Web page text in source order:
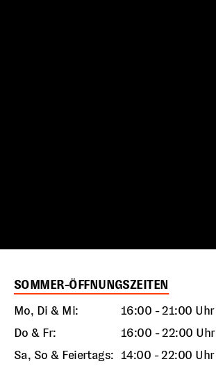
SOMMER-ÖFFNUNGSZEITEN
Mo, Di & Mi:
16:00 - 21:00 Uhr
Do & Fr:
16:00 - 22:00 Uhr
Sa, So & Feiertags: 14:00 - 22:00 Uhr